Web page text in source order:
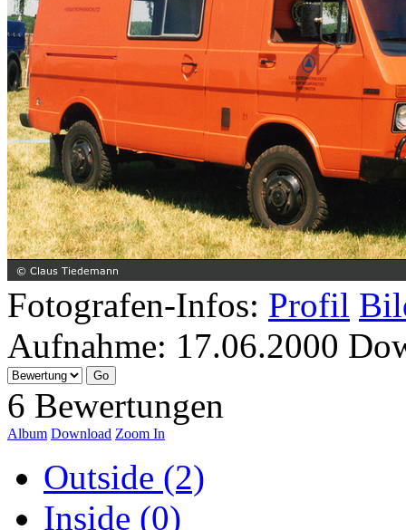
Fotografen-Infos: Profil
Aufnahme: 17.06.2000
6 Bewertungen
Album Download Zoom In
Outside (2)
Inside (0)